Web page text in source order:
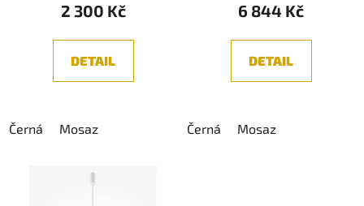
2 300 Kč
DETAIL
Černá Mosaz
6 844 Kč
DETAIL
Černá Mosaz